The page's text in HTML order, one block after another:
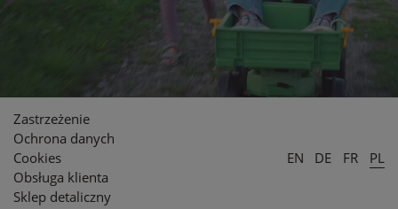
Zastrzeżenie
Ochrona danych
Cookies
Obsługa klienta
Sklep detaliczny
EN DE FR PL